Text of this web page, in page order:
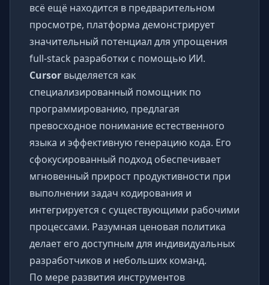
всё ещё находится в предварительном
просмотре, платформа демонстрирует
значительный потенциал для упрощения
full-stack разработки с помощью ИИ.
Cursor выделяется как
специализированный помощник по
программированию, предлагая
превосходное понимание естественного
языка и эффективную генерацию кода. Его
сфокусированный подход обеспечивает
мгновенный прирост продуктивности при
выполнении задач кодирования и
интегрируется с существующими рабочими
процессами. Разумная ценовая политика
делает его доступным для индивидуальных
разработчиков и небольших команд.
По мере развития инструментов